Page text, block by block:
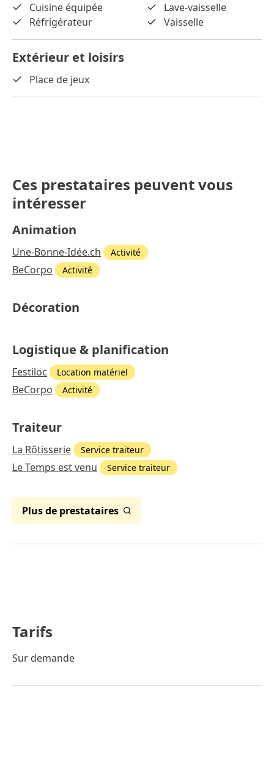
Cuisine équipée
Lave-vaisselle
Réfrigérateur
Vaisselle
Extérieur et loisirs
Place de jeux
Ces prestataires peuvent vous
intéresser
Animation
Une-Bonne-Idée.ch Activité
BeCorpo Activité
Décoration
Logistique & planification
Festiloc Location matériel
BeCorpo Activité
Traiteur
La Rôtisserie Service traiteur
Le Temps est venu Service traiteur
Plus de prestataires
Tarifs
Sur demande